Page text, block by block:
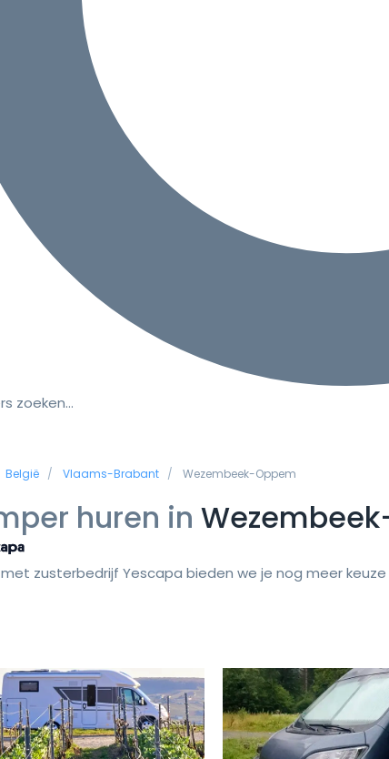
zoeken…
België Vlaams-Brabant Wezembeek-Oppem
huren in
zusterbedrijf Yescapa bieden we je nog meer